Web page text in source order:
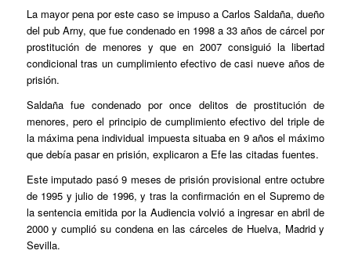
La mayor pena por este caso se impuso a Carlos Saldaña, dueño
del pub Arny, que fue condenado en 1998 a 33 años de cárcel por
prostitución de menores y que en 2007 consiguió la libertad
condicional tras un cumplimiento efectivo de casi nueve años de
prisión.
Saldaña fue condenado por once delitos de prostitución de
menores, pero el principio de cumplimiento efectivo del triple de
la máxima pena individual impuesta situaba en 9 años el máximo
que debía pasar en prisión, explicaron a Efe las citadas fuentes.
Este imputado pasó 9 meses de prisión provisional entre octubre
de 1995 y julio de 1996, y tras la confirmación en el Supremo de
la sentencia emitida por la Audiencia volvió a ingresar en abril de
2000 y cumplió su condena en las cárceles de Huelva, Madrid y
Sevilla.